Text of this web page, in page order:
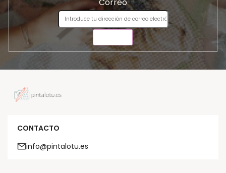
CONTACTO
info@pintalotu.es